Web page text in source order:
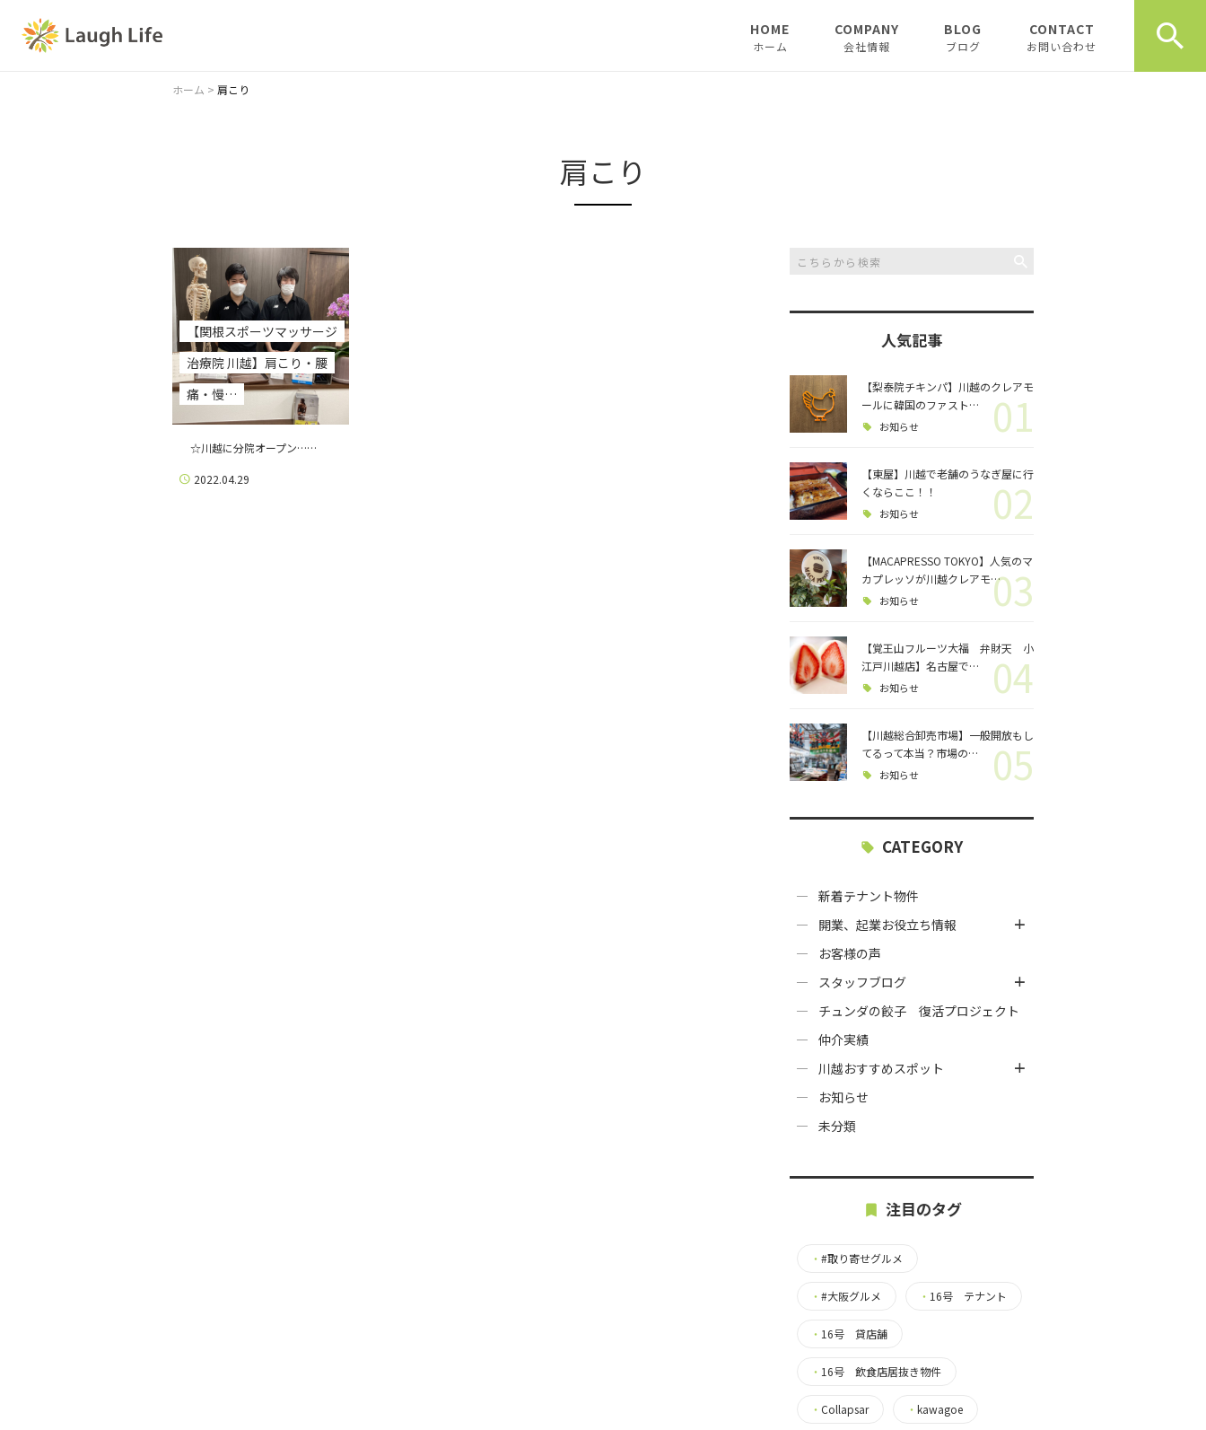
HOME
ホーム
COMPANY
会社情報
BLOG
ブログ
チュンダの餃子 復活プ
ロジェクト
CONTACT
お問い合わせ
ホーム > 肩こり
肩こり
【関根スポーツマッサージ
治療院 川越】肩こり・腰
痛・慢…
☆川越に分院オープン……
2022.04.29
人気記事
【梨泰院チキンパ】川越のクレアモ
ールに韓国のファスト…
お知らせ 01
【東屋】川越で老舗のうなぎ屋に行
くならここ！！
お知らせ 02
【MACAPRESSO TOKYO】人気のマ
カプレッソが川越クレアモ…
お知らせ 03
【覚王山フルーツ大福 弁財天 小
江戸川越店】名古屋で…
お知らせ 04
【川越総合卸売市場】一般開放もし
てるって本当？市場の…
お知らせ 05
CATEGORY
新着テナント物件
開業、起業お役立ち情報
お客様の声
スタッフブログ
チュンダの餃子 復活プロジェクト
仲介実績
川越おすすめスポット
お知らせ
未分類
注目のタグ
・ #取り寄せグルメ
・ #大阪グルメ ・ 16号 テナント
・ 16号 貸店舗
・ 16号 飲食店居抜き物件
・ Collapsar ・ kawagoe